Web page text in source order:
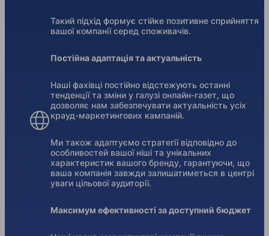
Такий підхід формує стійке позитивне сприйняття
вашої компанії серед споживачів.
Постійна адаптація та актуальність
Наші фахівці постійно відстежують останні
тенденції та зміни у галузі онлайн-газет, що
дозволяє нам забезпечувати актуальність усіх
крауд-маркетингових кампаній.
Ми також адаптуємо стратегії відповідно до
особливостей вашої ніші та унікальних
характеристик вашого бренду, гарантуючи, що
ваша компанія завжди залишатиметься в центрі
уваги цільової аудиторії.
Максимум ефективності за доступний бюджет